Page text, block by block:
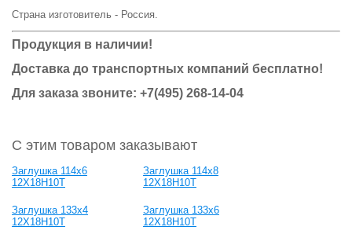
Страна изготовитель - Россия.
Продукция в наличии!
Доставка до транспортных компаний бесплатно!
Для заказа звоните: +7(495) 268-14-04
С этим товаром заказывают
Заглушка 114х6
12Х18Н10Т
Заглушка 114х8
12Х18Н10Т
Заглушка 133х4
12Х18Н10Т
Заглушка 133х6
12Х18Н10Т